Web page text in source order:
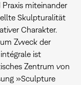
miteinander
Skulpturalität
Charakter.
Zweck der
ist
Zentrum von
»Sculpture